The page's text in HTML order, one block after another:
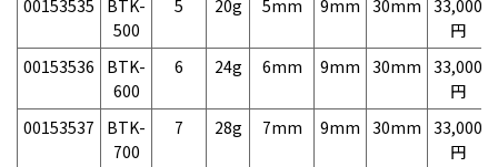
00153535
BTK-
500
5 20g 5mm 9mm 30mm 33,000
円
00153536
BTK-
600
6 24g 6mm 9mm 30mm 33,000
円
00153537
BTK-
700
7 28g 7mm 9mm 30mm 33,000
円